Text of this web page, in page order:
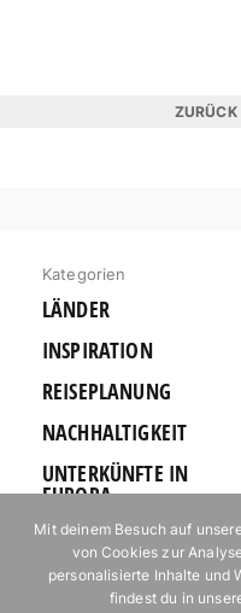
ZURÜCK
Kategorien
LÄNDER
INSPIRATION
REISEPLANUNG
NACHHALTIGKEIT
UNTERKÜNFTE IN
EUROPA
OUTDOOR
URLAUB FÜR
FOODIES
Mit deinem Besuch auf
von Cookies zur
personalisierte Inhalte und
findest du in